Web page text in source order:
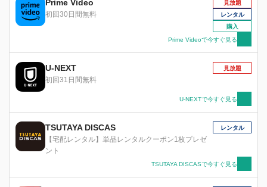
た彼は実の親のことを何一つ覚えておらず、育て
の親である最愛の母との別れを嘆き悲しむのだっ
Prime Video
初回30日間無料
見放題
レンタル
購入
Prime Videoで今すぐ見る
U-NEXT
初回31日間無料
見放題
U-NEXTで今すぐ見る
TSUTAYA DISCAS
【宅配レンタル】単品レンタルクーポン1枚プレゼ
ント
レンタル
TSUTAYA DISCASで今すぐ見る